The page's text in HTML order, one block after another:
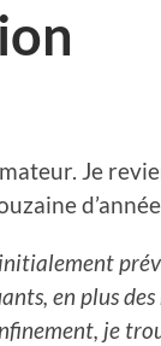
Je
en plus
je